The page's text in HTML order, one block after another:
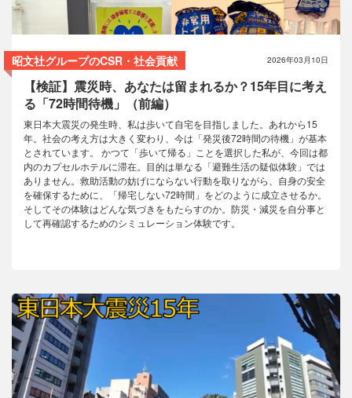
コラム
昭文社グループのCSR・社会貢献 2026年03月10日
【検証】震災時、あなたは留まれるか？15年目に考え
る「72時間待機」（前編）
東日本大震災の発生時、私は歩いて自宅を目指しました。あれから15
年。社会の考え方は大きく変わり、今は「発災後72時間の待機」が基本
とされています。 かつて「歩いて帰る」ことを選択した私が、今回は都
内のカプセルホテルに滞在。目的は単なる「避難生活の疑似体験」では
ありません。救助活動の妨げにならない行動を取りながら、自身の安全
を確保するために、「帰宅しない72時間」をどのように成立させるか。
そしてその体験はどんな気づきをもたらすのか。防災・減災を自分事と
して再確認するためのシミュレーション体験です。